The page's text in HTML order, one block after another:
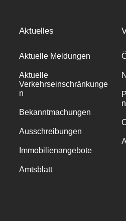
Aktuelles
Aktuelle Meldungen
Aktuelle
Verkehrseinschränkunge
n
Bekanntmachungen
Ausschreibungen
Immobilienangebote
Amtsblatt
n